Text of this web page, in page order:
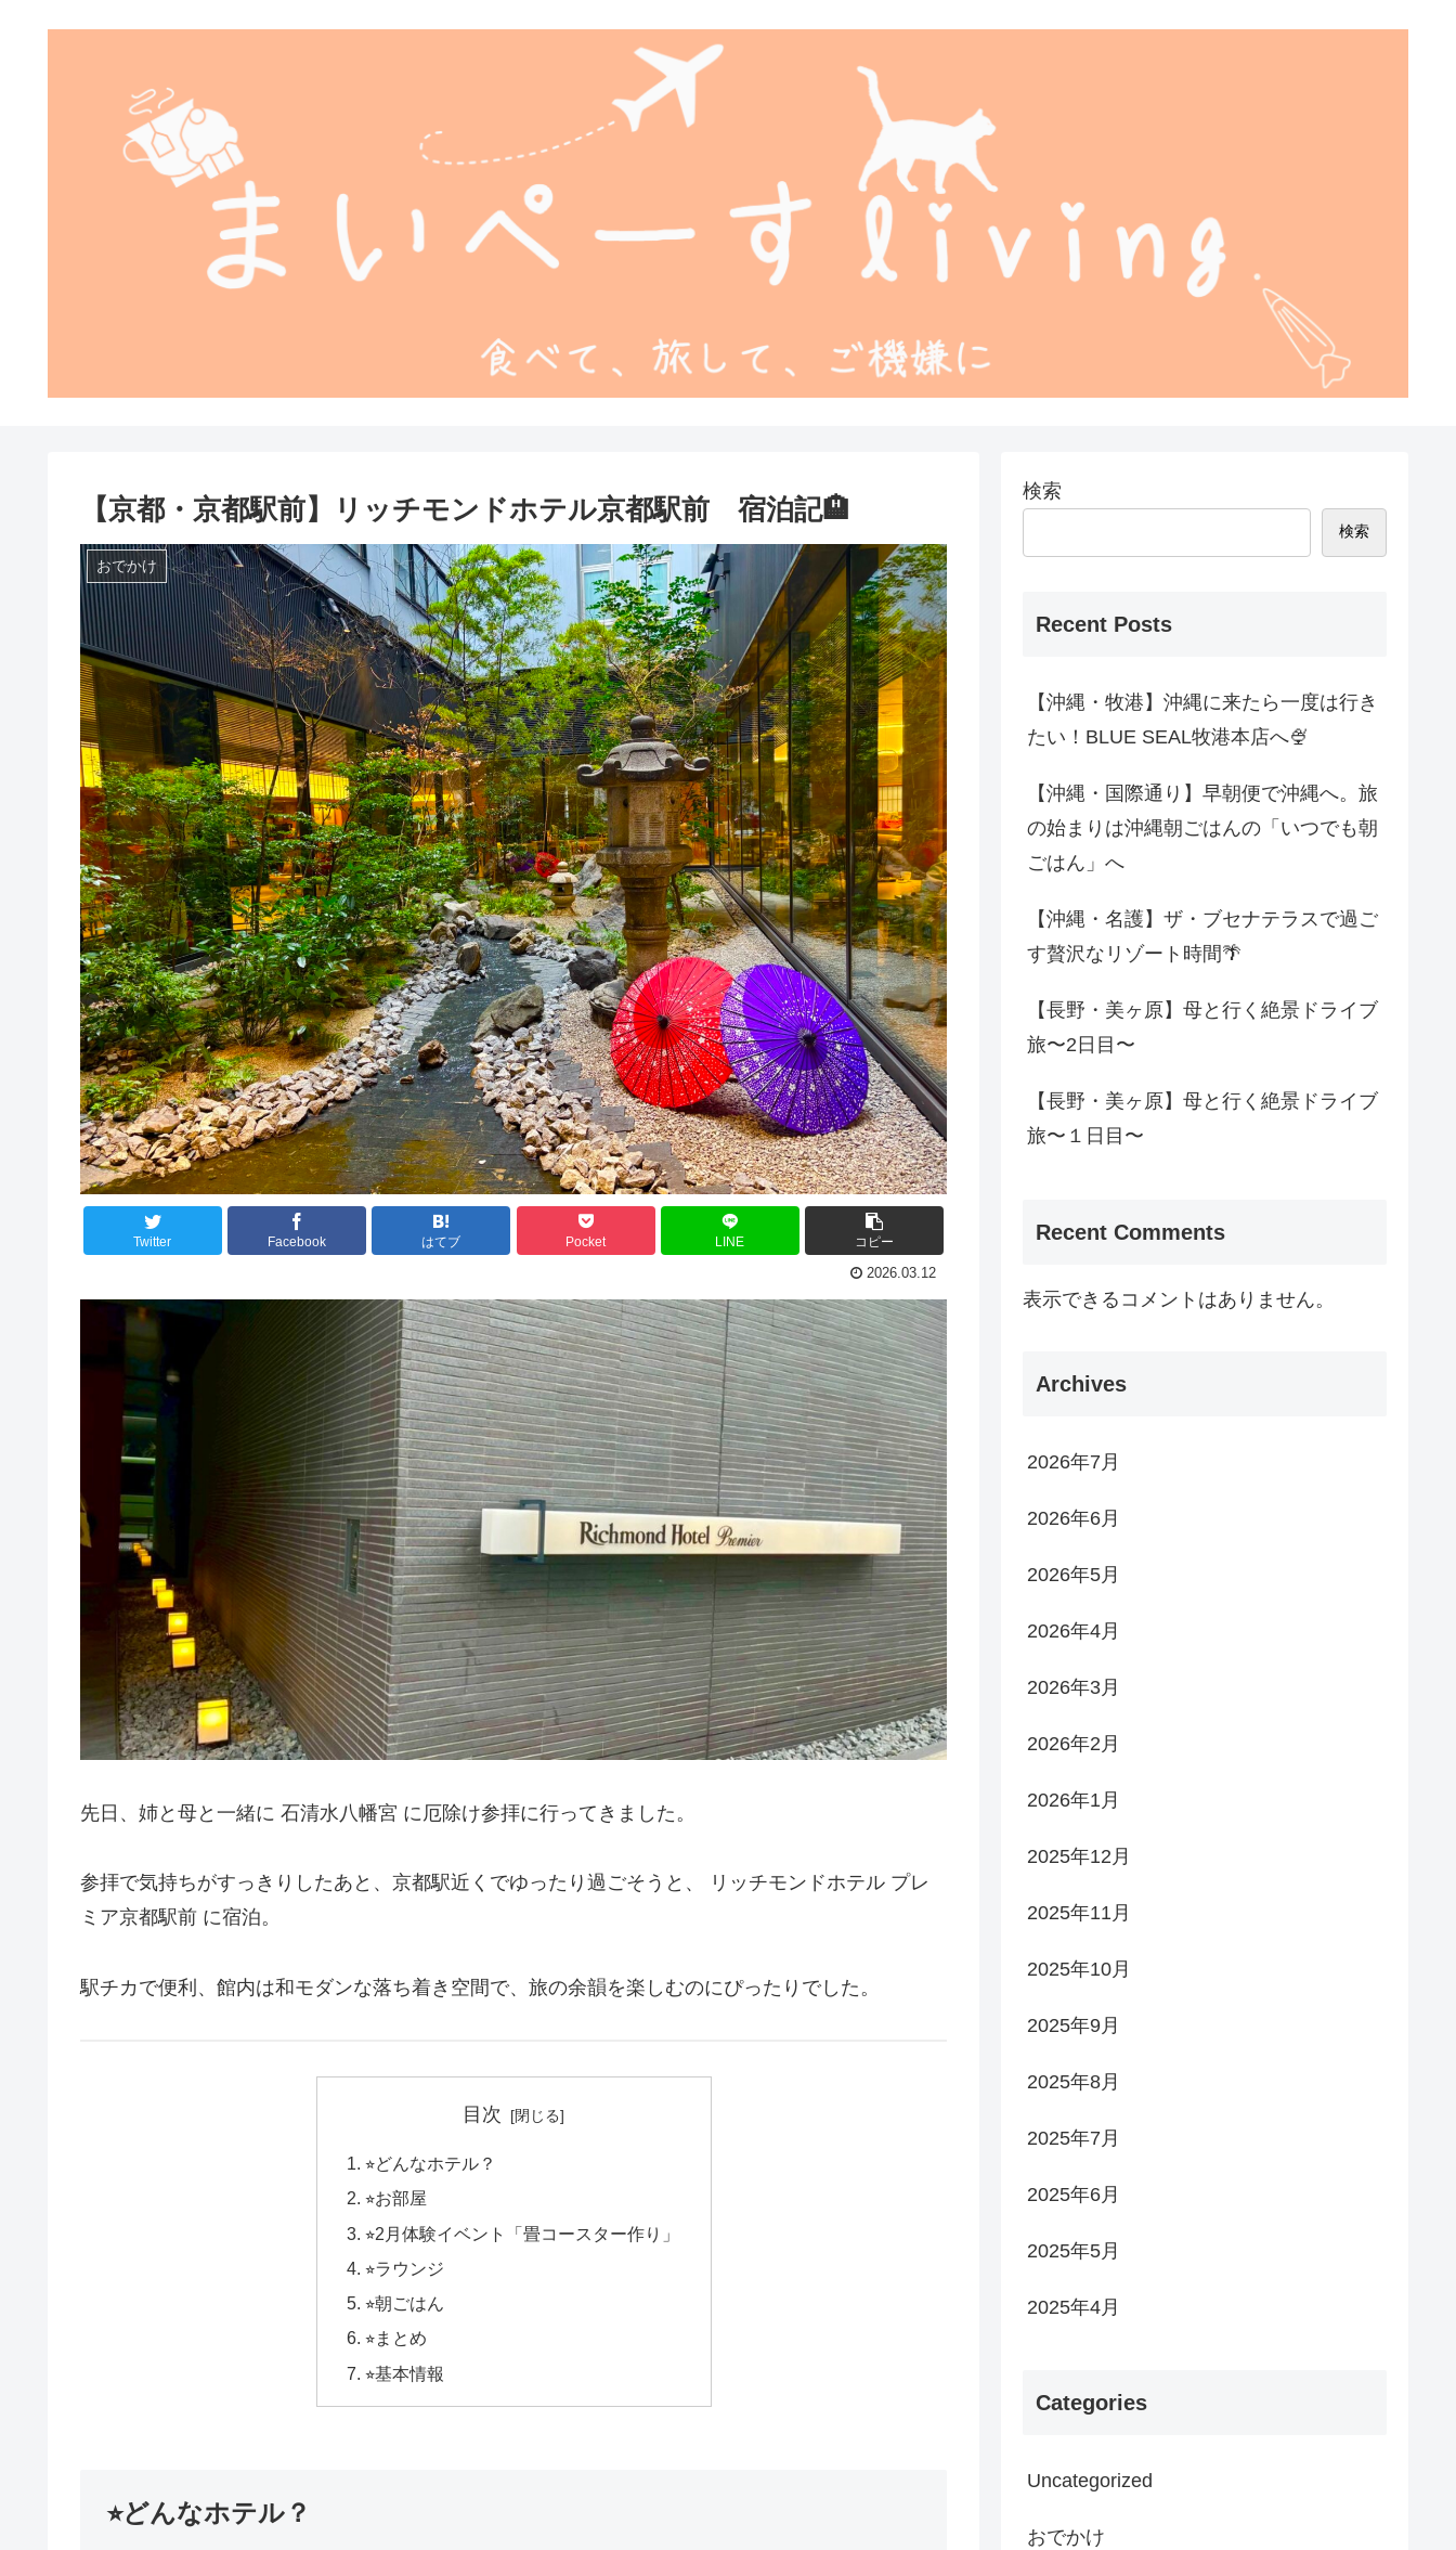
【京都・京都駅前】リッチモンドホテル京都駅前 宿泊記🏨
おでかけ
Twitter Facebook はてブ Pocket LINE コピー
2026.03.12
先日、姉と母と一緒に 石清水八幡宮 に厄除け参拝に行ってきました。
参拝で気持ちがすっきりしたあと、京都駅近くでゆったり過ごそうと、 リッチモンドホテル プレ
ミア京都駅前 に宿泊。
駅チカで便利、館内は和モダンな落ち着き空間で、旅の余韻を楽しむのにぴったりでした。
目次
⭐︎どんなホテル？
⭐︎お部屋
⭐︎2月体験イベント「畳コースター作り」
⭐︎ラウンジ
⭐︎朝ごはん
⭐︎まとめ
⭐︎基本情報
⭐︎どんなホテル？
検索
検索
Recent Posts
【沖縄・牧港】沖縄に来たら一度は行き
たい！BLUE SEAL牧港本店へ🍨
【沖縄・国際通り】早朝便で沖縄へ。旅
の始まりは沖縄朝ごはんの「いつでも朝
ごはん」へ
【沖縄・名護】ザ・ブセナテラスで過ご
す贅沢なリゾート時間🌴
【長野・美ヶ原】母と行く絶景ドライブ
旅〜2日目〜
【長野・美ヶ原】母と行く絶景ドライブ
旅〜１日目〜
Recent Comments
表示できるコメントはありません。
Archives
2026年7月
2026年6月
2026年5月
2026年4月
2026年3月
2026年2月
2026年1月
2025年12月
2025年11月
2025年10月
2025年9月
2025年8月
2025年7月
2025年6月
2025年5月
2025年4月
Categories
Uncategorized
おでかけ